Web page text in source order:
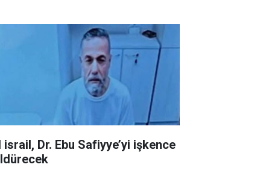
israil, Dr. Ebu Safiyye’yi işkence